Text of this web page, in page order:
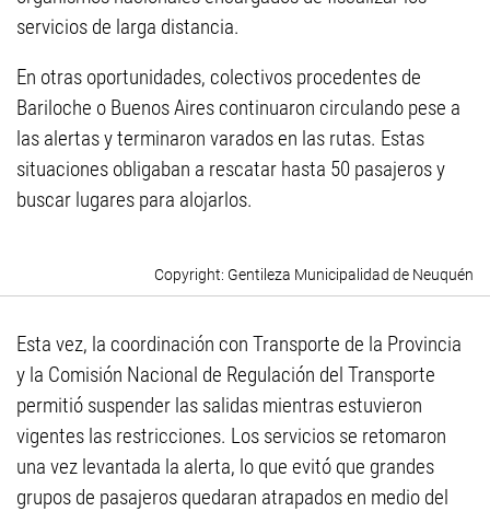
servicios de larga distancia.
En otras oportunidades, colectivos procedentes de
Bariloche o Buenos Aires continuaron circulando pese a
las alertas y terminaron varados en las rutas. Estas
situaciones obligaban a rescatar hasta 50 pasajeros y
buscar lugares para alojarlos.
Gentileza Municipalidad de Neuquén
Esta vez, la coordinación con Transporte de la Provincia
y la Comisión Nacional de Regulación del Transporte
permitió suspender las salidas mientras estuvieron
vigentes las restricciones. Los servicios se retomaron
una vez levantada la alerta, lo que evitó que grandes
grupos de pasajeros quedaran atrapados en medio del